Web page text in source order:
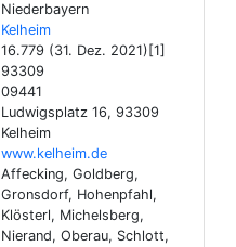
Niederbayern
Kelheim
16.779 (31. Dez. 2021)[1]
93309
09441
Ludwigsplatz 16, 93309
Kelheim
www.kelheim.de
Affecking, Goldberg,
Gronsdorf, Hohenpfahl,
Klösterl, Michelsberg,
Nierand, Oberau, Schlott,